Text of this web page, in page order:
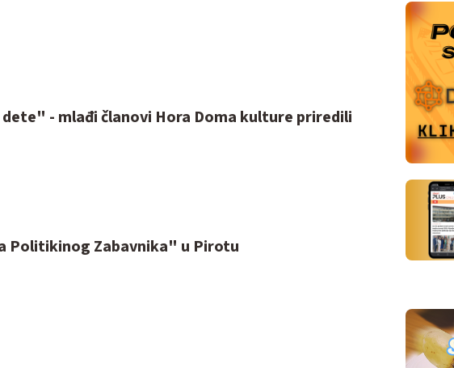
- mlađi članovi Hora Doma kulture priredili
Politikinog Zabavnika" u Pirotu